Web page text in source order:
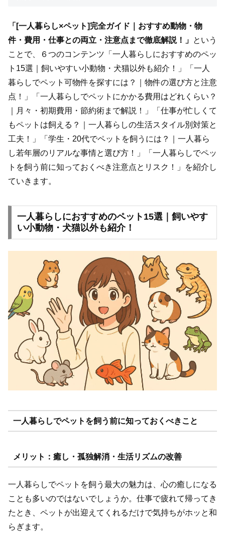
「[一人暮らし×ペット]完全ガイド｜おすすめ動物・物
件・費用・仕事との両立・注意点まで徹底解説！」 という
ことで、６つのコンテンツ「一人暮らしにおすすめのペッ
ト15選｜飼いやすい小動物・犬猫以外も紹介！」「一人
暮らしでペット可物件を探すには？｜物件の選び方と注意
点！」「一人暮らしでペットにかかる費用はどれくらい？
｜月々・初期費用・節約術まで解説！」「仕事が忙しくて
もペットは飼える？｜一人暮らしの生活スタイル別対策と
工夫！」「学生・20代でペットを飼うには？｜一人暮ら
し若年層のリアルな事情と選び方！」「一人暮らしでペッ
トを飼う前に知っておくべき注意点とリスク！」を紹介し
ていきます。
一人暮らしにおすすめのペット15選｜飼いやす
い小動物・犬猫以外も紹介！
一人暮らしでペットを飼う前に知っておくべきこと
メリット：癒し・孤独解消・生活リズムの改善
一人暮らしでペットを飼う最大の魅力は、心の癒しになる
ことも多いのではないでしょうか。仕事で疲れて帰ってき
たとき、ペットが出迎えてくれるだけで気持ちがホッと和
らぎます。